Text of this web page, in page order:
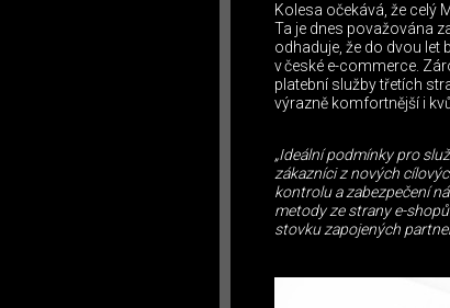
Kolesa očekává, že celý
Ta je dnes považována
odhaduje, že do dvou let
v české e-commerce.
platební služby třetích
výrazně komfortnější i
„Ideální podmínky pro
zákazníci z nových
kontrolu a zabezpečení
metody ze strany e-
stovku zapojených